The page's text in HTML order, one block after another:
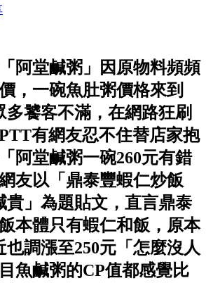
阿堂鹹粥」因原物料頻頻
，一碗魚肚粥價格來到
多饕客不滿，在網路狂刷
有網友忍不住替店家抱
阿堂鹹粥一碗260元有錯
友以「鼎泰豐蝦仁炒飯
貴」為題貼文，直言鼎泰
本體只有蝦仁和飯，原本
也調漲至250元「怎麼沒人
魚鹹粥的CP值都感覺比